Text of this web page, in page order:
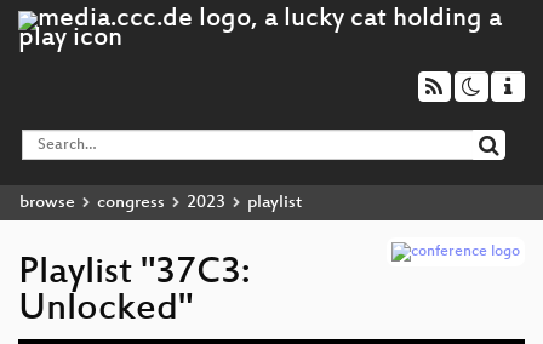
browse congress 2023 playlist
Playlist "37C3:
Unlocked"